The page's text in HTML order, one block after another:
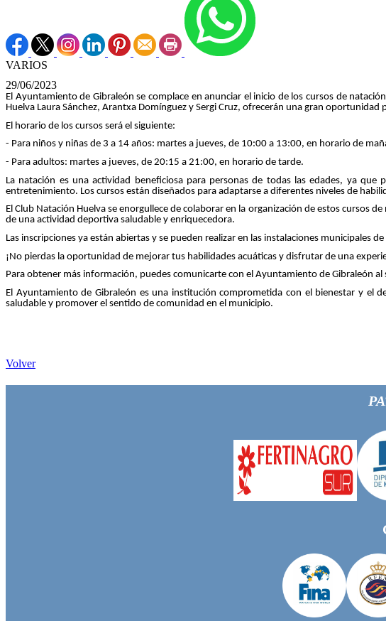
VARIOS
29/06/2023
El Ayuntamiento de Gibraleón se complace en anunciar el inicio de los cursos de
Huelva Laura Sánchez, Arantxa Domínguez y Sergi Cruz, ofrecerán una gran
El horario de los cursos será el siguiente:
- Para niños y niñas de 3 a 14 años: martes a jueves, de 10:00 a 13:00, en horario de
- Para adultos: martes a jueves, de 20:15 a 21:00, en horario de tarde.
La natación es una actividad beneficiosa para personas de todas las edades, ya
entretenimiento. Los cursos están diseñados para adaptarse a diferentes niveles de
El Club Natación Huelva se enorgullece de colaborar en la organización de estos cursos
de una actividad deportiva saludable y enriquecedora.
Las inscripciones ya están abiertas y se pueden realizar en las instalaciones municipales
¡No pierdas la oportunidad de mejorar tus habilidades acuáticas y disfrutar de una
Para obtener más información, puedes comunicarte con el Ayuntamiento de Gibraleón
El Ayuntamiento de Gibraleón es una institución comprometida con el bienestar y el
saludable y promover el sentido de comunidad en el municipio.
Volver